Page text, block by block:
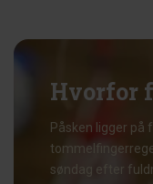
Hvorfor
Påsken ligger på
søndag efter